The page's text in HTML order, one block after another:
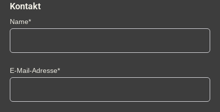
Kontakt
Name*
E-Mail-Adresse*